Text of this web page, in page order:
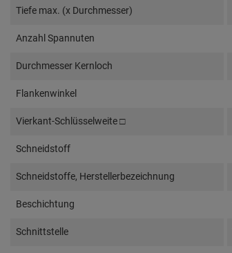
Tiefe max. (x Durchmesser)
Anzahl Spannuten
Durchmesser Kernloch
Flankenwinkel
Vierkant-Schlüsselweite □
Schneidstoff
Schneidstoffe, Herstellerbezeichnung
Beschichtung
Schnittstelle